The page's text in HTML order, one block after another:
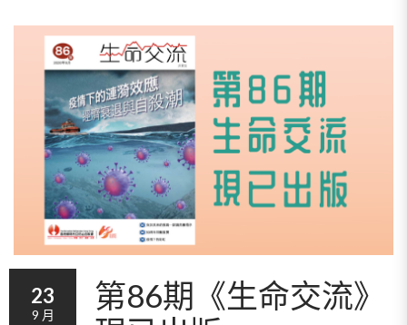
第86期《生命交流》
23
9 月